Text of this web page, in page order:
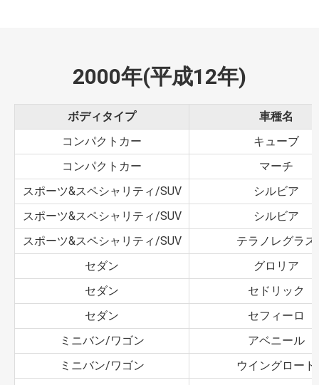
2000年(平成12年)
ボディタイプ
車種名
コンパクトカー
キューブ
コンパクトカー
マーチ
スポーツ&スペシャリティ/SUV
シルビア
スポーツ&スペシャリティ/SUV
シルビア
スポーツ&スペシャリティ/SUV
テラノレグラス
セダン
グロリア
セダン
セドリック
セダン
セフィーロ
ミニバン/ワゴン
アベニール
ミニバン/ワゴン
ウイングロード